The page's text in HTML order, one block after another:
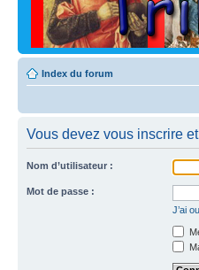
Index du forum
Vous devez vous inscrire
Nom d’utilisateur :
Mot de passe :
J’ai